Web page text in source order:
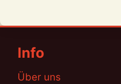
Info
Über uns